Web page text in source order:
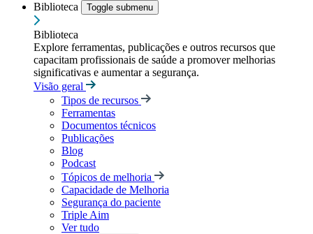
Biblioteca
Toggle submenu
Biblioteca
Explore ferramentas, publicações e outros recursos que
capacitam profissionais de saúde a promover melhorias
significativas e aumentar a segurança.
Visão geral
Tipos de recursos
Ferramentas
Documentos técnicos
Publicações
Blog
Podcast
Tópicos de melhoria
Capacidade de Melhoria
Segurança do paciente
Triple Aim
Ver tudo